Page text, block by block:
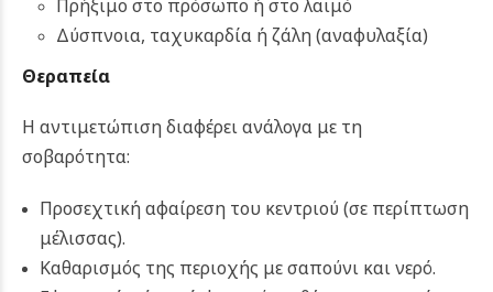
Πρήξιμο στο πρόσωπο ή στο λαιμό
Δύσπνοια, ταχυκαρδία ή ζάλη (αναφυλαξία)
Θεραπεία
Η αντιμετώπιση διαφέρει ανάλογα με τη
σοβαρότητα:
Προσεχτική αφαίρεση του κεντριού (σε περίπτωση
μέλισσας).
Καθαρισμός της περιοχής με σαπούνι και νερό.